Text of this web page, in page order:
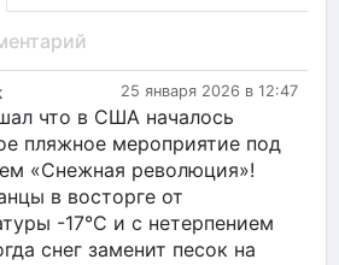
25 января 2026 в 12:47
что в США началось
пляжное мероприятие под
«Снежная революция»!
в восторге от
-17°С и с нетерпением
снег заменит песок на